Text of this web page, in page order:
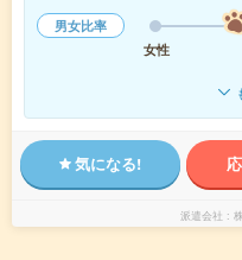
男女比率
女性
気になる!
派遣会社